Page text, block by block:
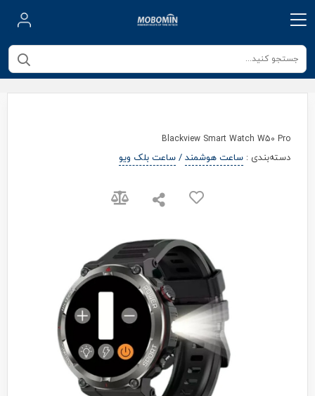
Blackview Smart Watch W50 Pro
دسته‌بندی : ساعت هوشمند/ساعت بلک ویو